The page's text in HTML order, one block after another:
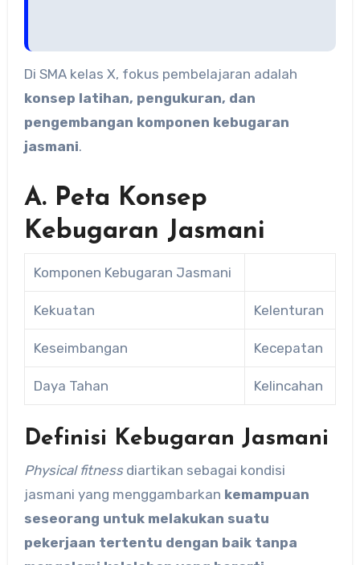
Di SMA kelas X, fokus pembelajaran adalah
konsep latihan, pengukuran, dan
pengembangan komponen kebugaran
jasmani.
A. Peta Konsep
Kebugaran Jasmani
Komponen Kebugaran Jasmani
Kekuatan Kelenturan
Keseimbangan Kecepatan
Daya Tahan Kelincahan
Definisi Kebugaran Jasmani
Physical fitnessdiartikan sebagai kondisi
jasmani yang menggambarkan kemampuan
seseorang untuk melakukan suatu
pekerjaan tertentu dengan baik tanpa